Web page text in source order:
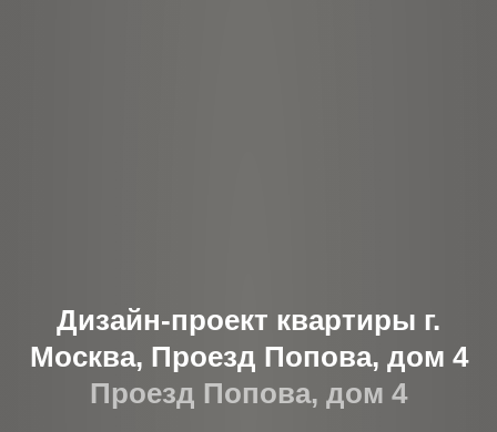
Дизайн-проект квартиры г.
Москва, Проезд Попова, дом 4
Проезд Попова, дом 4